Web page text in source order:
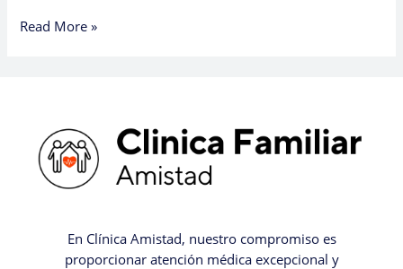
Read More »
En Clínica Amistad, nuestro compromiso es
proporcionar atención médica excepcional y